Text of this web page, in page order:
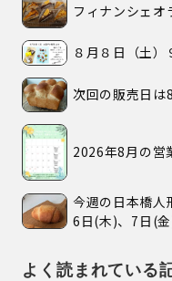
フィナンシェオ
８月８日（土
次回の販売日は
2026年8月の営
今週の日本橋人
6日(木)、7日(金
よく読まれている